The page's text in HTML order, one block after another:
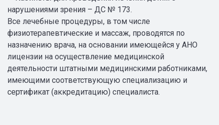
нарушениями зрения – ДС № 173.
Все лечебные процедуры, в том числе
физиотерапевтические и массаж, проводятся по
назначению врача, на основании имеющейся у АНО
лицензии на осуществление медицинской
деятельности штатными медицинскими работниками,
имеющими соответствующую специализацию и
сертификат (аккредитацию) специалиста.